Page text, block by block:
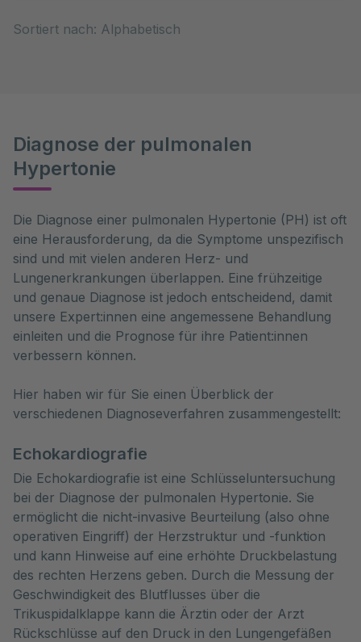
Diagnose der pulmonalen
Hypertonie
Die Diagnose einer pulmonalen Hypertonie (PH) ist oft
eine Herausforderung, da die Symptome unspezifisch
sind und mit vielen anderen Herz- und
Lungenerkrankungen überlappen. Eine frühzeitige
und genaue Diagnose ist jedoch entscheidend, damit
unsere Expert:innen eine angemessene Behandlung
einleiten und die Prognose für ihre Patient:innen
verbessern können.
Hier haben wir für Sie einen Überblick der
verschiedenen Diagnoseverfahren zusammengestellt:
Echokardiografie
Die Echokardiografie ist eine Schlüsseluntersuchung
bei der Diagnose der pulmonalen Hypertonie. Sie
ermöglicht die nicht-invasive Beurteilung (also ohne
operativen Eingriff) der Herzstruktur und -funktion
und kann Hinweise auf eine erhöhte Druckbelastung
des rechten Herzens geben. Durch die Messung der
Geschwindigkeit des Blutflusses über die
Trikuspidalklappe kann die Ärztin oder der Arzt
Rückschlüsse auf den Druck in den Lungengefäßen